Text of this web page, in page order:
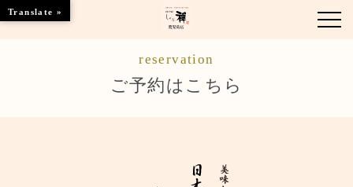
reservation
ご予約はこちら
Translate »